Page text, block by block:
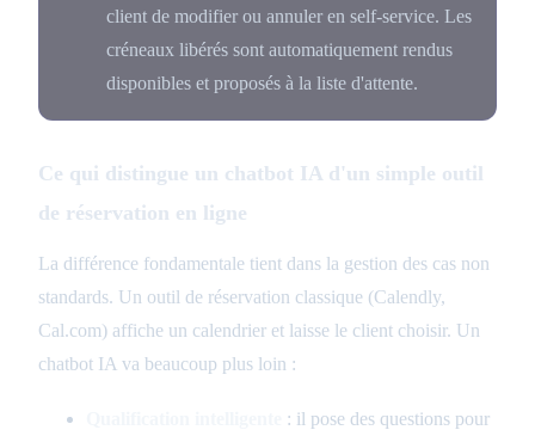
client de modifier ou annuler en self-service. Les
créneaux libérés sont automatiquement rendus
disponibles et proposés à la liste d'attente.
Ce qui distingue un chatbot IA d'un simple outil
de réservation en ligne
La différence fondamentale tient dans la gestion des cas non
standards. Un outil de réservation classique (Calendly,
Cal.com) affiche un calendrier et laisse le client choisir. Un
chatbot IA va beaucoup plus loin :
: il pose des questions pour